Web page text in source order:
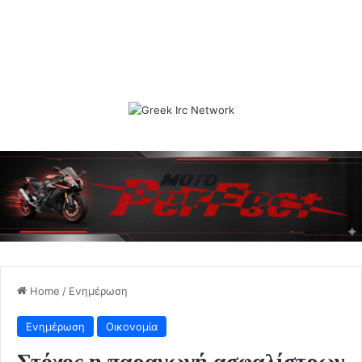
Home / Ενημέρωση
Ενημέρωση Οικονομία